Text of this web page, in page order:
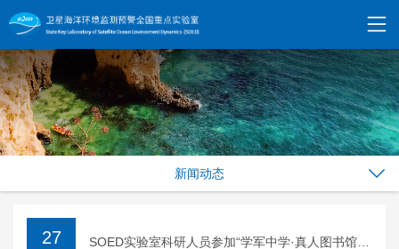
新闻动态
27